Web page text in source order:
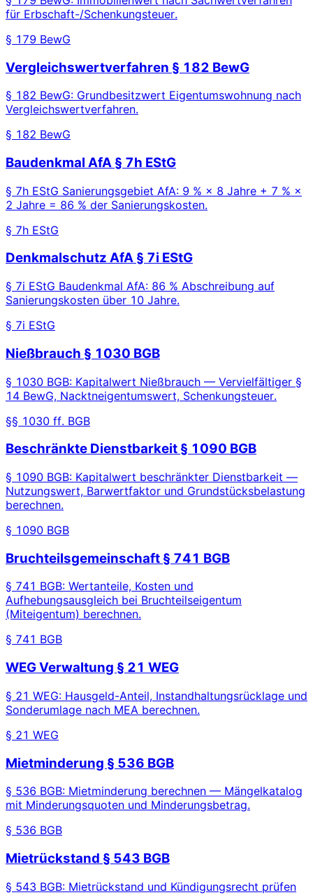
für Erbschaft-/Schenkungsteuer.
§ 179 BewG
Vergleichswertverfahren § 182 BewG
§ 182 BewG: Grundbesitzwert Eigentumswohnung nach
Vergleichswertverfahren.
§ 182 BewG
Baudenkmal AfA § 7h EStG
§ 7h EStG Sanierungsgebiet AfA: 9 % × 8 Jahre + 7 % ×
2 Jahre = 86 % der Sanierungskosten.
§ 7h EStG
Denkmalschutz AfA § 7i EStG
§ 7i EStG Baudenkmal AfA: 86 % Abschreibung auf
Sanierungskosten über 10 Jahre.
§ 7i EStG
Nießbrauch § 1030 BGB
§ 1030 BGB: Kapitalwert Nießbrauch — Vervielfältiger §
14 BewG, Nacktneigentumswert, Schenkungsteuer.
§§ 1030 ff. BGB
Beschränkte Dienstbarkeit § 1090 BGB
§ 1090 BGB: Kapitalwert beschränkter Dienstbarkeit —
Nutzungswert, Barwertfaktor und Grundstücksbelastung
berechnen.
§ 1090 BGB
Bruchteilsgemeinschaft § 741 BGB
§ 741 BGB: Wertanteile, Kosten und
Aufhebungsausgleich bei Bruchteilseigentum
(Miteigentum) berechnen.
§ 741 BGB
WEG Verwaltung § 21 WEG
§ 21 WEG: Hausgeld-Anteil, Instandhaltungsrücklage und
Sonderumlage nach MEA berechnen.
§ 21 WEG
Mietminderung § 536 BGB
§ 536 BGB: Mietminderung berechnen — Mängelkatalog
mit Minderungsquoten und Minderungsbetrag.
§ 536 BGB
Mietrückstand § 543 BGB
§ 543 BGB: Mietrückstand und Kündigungsrecht prüfen